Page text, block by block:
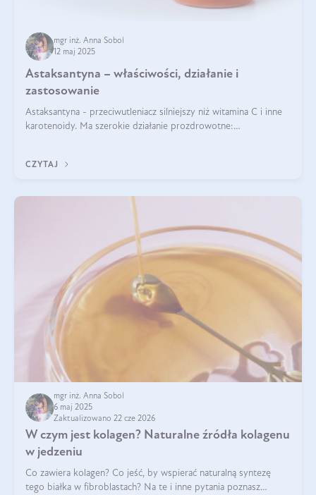
mgr inż. Anna Sobol
12 maj 2025
Astaksantyna – właściwości, działanie i
zastosowanie
Astaksantyna - przeciwutleniacz silniejszy niż witamina C i inne
karotenoidy. Ma szerokie działanie prozdrowotne:
CZYTAJ
mgr inż. Anna Sobol
6 maj 2025
Zaktualizowano 22 cze 2026
W czym jest kolagen? Naturalne źródła kolagenu
w jedzeniu
Co zawiera kolagen? Co jeść, by wspierać naturalną syntezę
tego białka w fibroblastach? Na te i inne pytania poznasz